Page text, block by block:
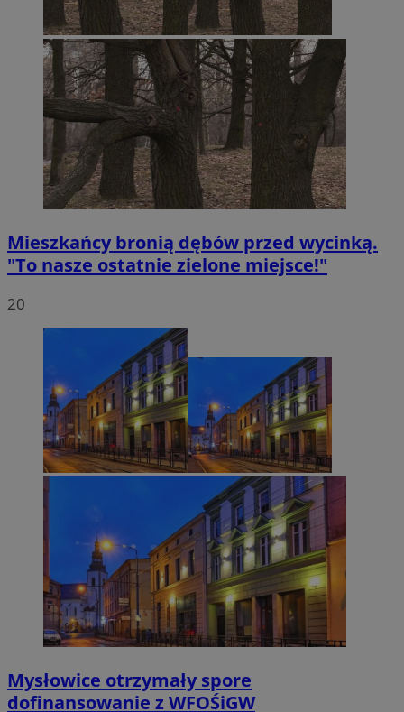
Mieszkańcy bronią dębów przed wycinką.
"To nasze ostatnie zielone miejsce!"
20
Mysłowice otrzymały spore
dofinansowanie z WFOŚiGW